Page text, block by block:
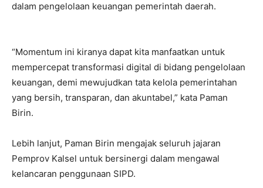
dalam pengelolaan keuangan pemerintah daerah.
“Momentum ini kiranya dapat kita manfaatkan untuk
mempercepat transformasi digital di bidang pengelolaan
keuangan, demi mewujudkan tata kelola pemerintahan
yang bersih, transparan, dan akuntabel,” kata Paman
Birin.
Lebih lanjut, Paman Birin mengajak seluruh jajaran
Pemprov Kalsel untuk bersinergi dalam mengawal
kelancaran penggunaan SIPD.